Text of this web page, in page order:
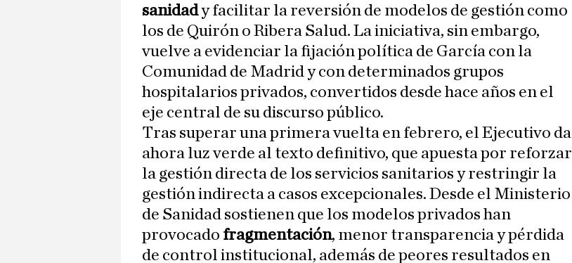
sanidady facilitar la reversión de modelos de gestión como
los de Quirón o Ribera Salud. La iniciativa, sin embargo,
vuelve a evidenciar la fijación política de García con la
Comunidad de Madrid y con determinados grupos
hospitalarios privados, convertidos desde hace años en el
eje central de su discurso público.
Tras superar una primera vuelta en febrero, el Ejecutivo da
ahora luz verde al texto definitivo, que apuesta por reforzar
la gestión directa de los servicios sanitarios y restringir la
gestión indirecta a casos excepcionales. Desde el Ministerio
de Sanidad sostienen que los modelos privados han
provocado fragmentación, menor transparencia y pérdida
de control institucional, además de peores resultados en